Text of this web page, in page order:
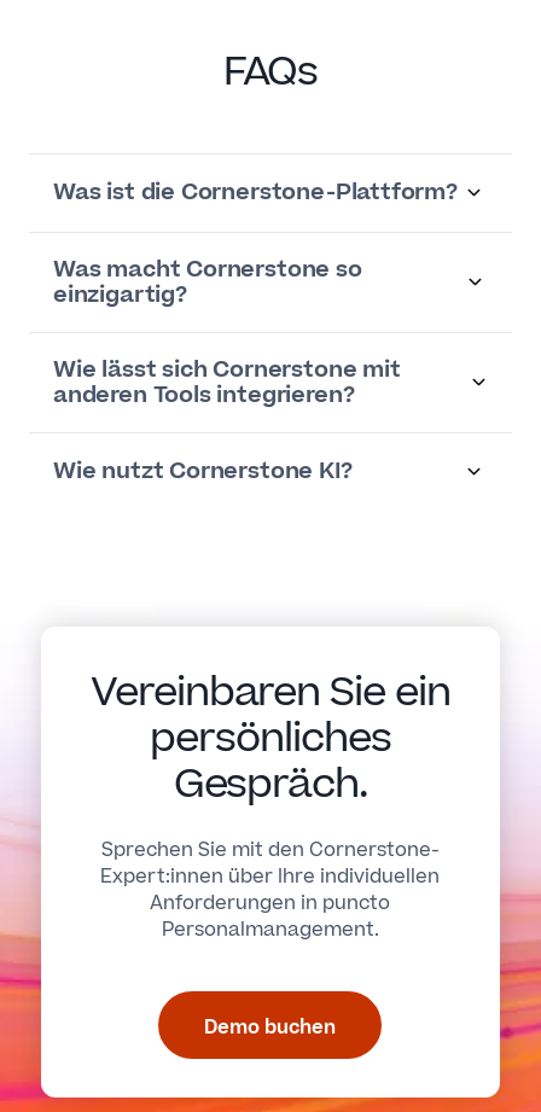
FAQs
Was ist die Cornerstone-Plattform?
Was macht Cornerstone so
einzigartig?
Wie lässt sich Cornerstone mit
anderen Tools integrieren?
Wie nutzt Cornerstone KI?
Vereinbaren Sie ein
persönliches
Gespräch.
Sprechen Sie mit den Cornerstone-
Expert:innen über Ihre individuellen
Anforderungen in puncto
Personalmanagement.
Demo buchen